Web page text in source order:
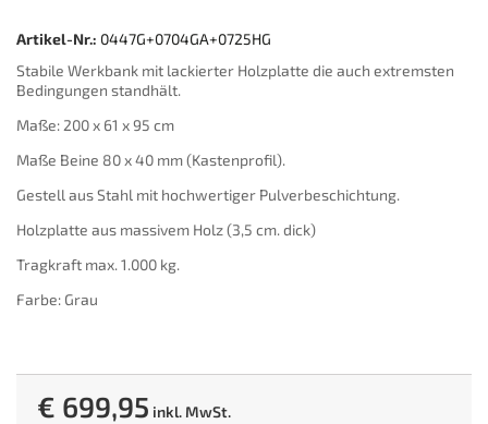
Artikel-Nr.: 0447G+0704GA+0725HG
Stabile Werkbank mit lackierter Holzplatte die auch extremsten
Bedingungen standhält.
Maße: 200 x 61 x 95 cm
Maße Beine 80 x 40 mm (Kastenprofil).
Gestell aus Stahl mit hochwertiger Pulverbeschichtung.
Holzplatte aus massivem Holz (3,5 cm. dick)
Tragkraft max. 1.000 kg.
Farbe: Grau
€ 699,95 inkl. MwSt.